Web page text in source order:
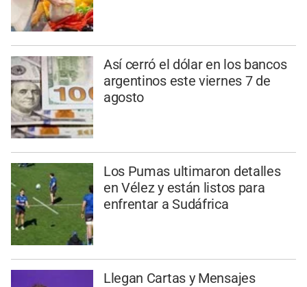
Así cerró el dólar en los bancos
argentinos este viernes 7 de
agosto
Los Pumas ultimaron detalles
en Vélez y están listos para
enfrentar a Sudáfrica
Llegan Cartas y Mensajes